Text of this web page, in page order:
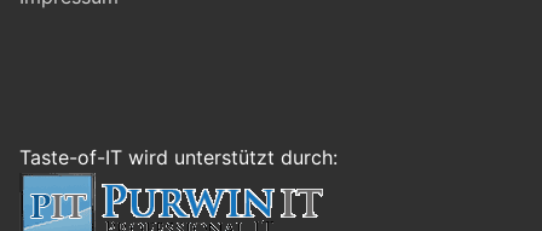
Taste-of-IT wird unterstützt durch: